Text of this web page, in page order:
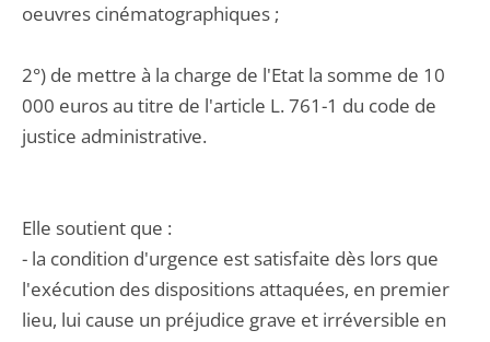
oeuvres cinématographiques ;
2°) de mettre à la charge de l'Etat la somme de 10
000 euros au titre de l'article L. 761-1 du code de
justice administrative.
Elle soutient que :
- la condition d'urgence est satisfaite dès lors que
l'exécution des dispositions attaquées, en premier
lieu, lui cause un préjudice grave et irréversible en